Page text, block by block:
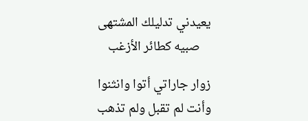
يعيدني تدليلك المشتهى
صبيه كطائر الأزغب
زوار جاراتي أتوا وانثنوا
وأنت لم تقبل ولم تذهب